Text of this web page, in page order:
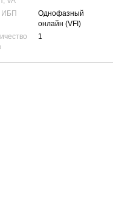
ИБП
Однофазный
онлайн (VFI)
1